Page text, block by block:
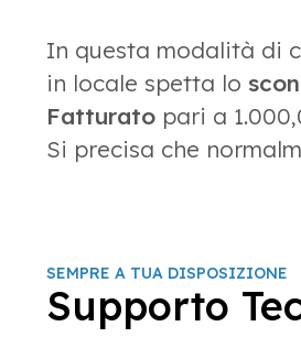
In questa modalità di
in locale spetta lo
Fatturato pari a
Si precisa che
SEMPRE A TUA DISPOSIZIONE
Supporto